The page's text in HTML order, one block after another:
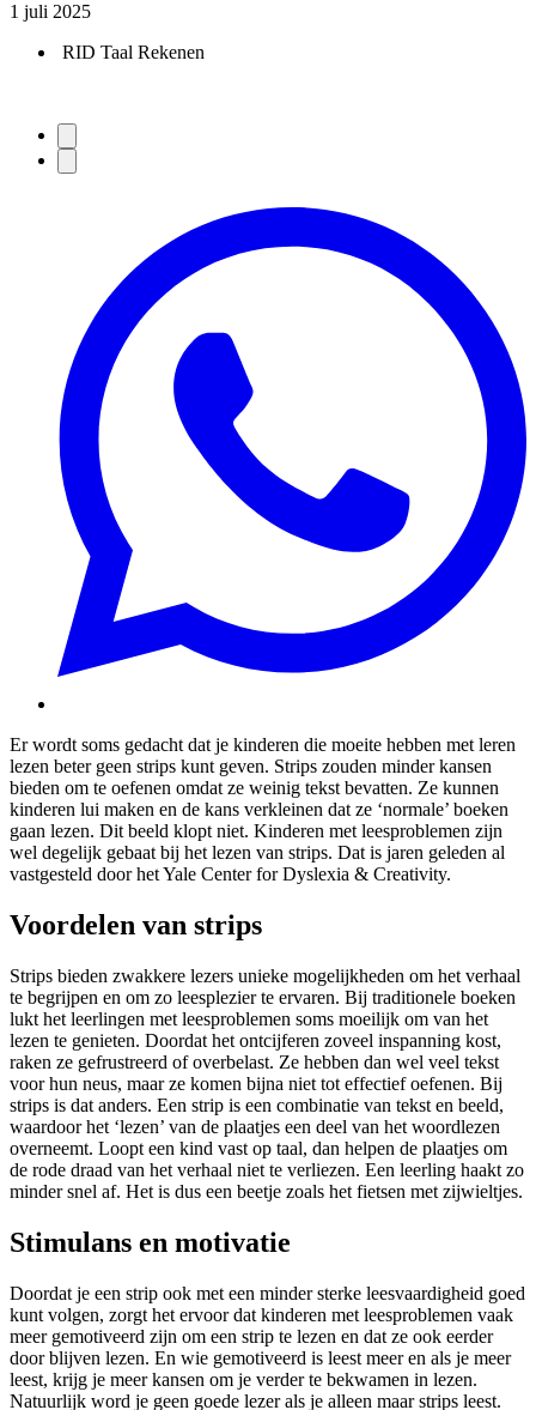
1 juli 2025
RID Taal Rekenen
Er wordt soms gedacht dat je kinderen die moeite hebben met leren
lezen beter geen strips kunt geven. Strips zouden minder kansen
bieden om te oefenen omdat ze weinig tekst bevatten. Ze kunnen
kinderen lui maken en de kans verkleinen dat ze ‘normale’ boeken
gaan lezen. Dit beeld klopt niet. Kinderen met leesproblemen zijn
wel degelijk gebaat bij het lezen van strips. Dat is jaren geleden al
vastgesteld door het Yale Center for Dyslexia & Creativity.
Voordelen van strips
Strips bieden zwakkere lezers unieke mogelijkheden om het verhaal
te begrijpen en om zo leesplezier te ervaren. Bij traditionele boeken
lukt het leerlingen met leesproblemen soms moeilijk om van het
lezen te genieten. Doordat het ontcijferen zoveel inspanning kost,
raken ze gefrustreerd of overbelast. Ze hebben dan wel veel tekst
voor hun neus, maar ze komen bijna niet tot effectief oefenen. Bij
strips is dat anders. Een strip is een combinatie van tekst en beeld,
waardoor het ‘lezen’ van de plaatjes een deel van het woordlezen
overneemt. Loopt een kind vast op taal, dan helpen de plaatjes om
de rode draad van het verhaal niet te verliezen. Een leerling haakt zo
minder snel af. Het is dus een beetje zoals het fietsen met zijwieltjes.
Stimulans en motivatie
Doordat je een strip ook met een minder sterke leesvaardigheid goed
kunt volgen, zorgt het ervoor dat kinderen met leesproblemen vaak
meer gemotiveerd zijn om een strip te lezen en dat ze ook eerder
door blijven lezen. En wie gemotiveerd is leest meer en als je meer
leest, krijg je meer kansen om je verder te bekwamen in lezen.
Natuurlijk word je geen goede lezer als je alleen maar strips leest.